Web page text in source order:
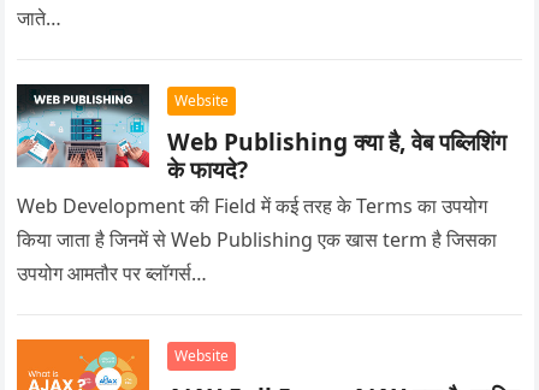
जाते…
Website
Web Publishing क्या है, वेब पब्लिशिंग
के फायदे?
Web Development की Field में कई तरह के Terms का उपयोग
किया जाता है जिनमें से Web Publishing एक खास term है जिसका
उपयोग आमतौर पर ब्लॉगर्स…
Website